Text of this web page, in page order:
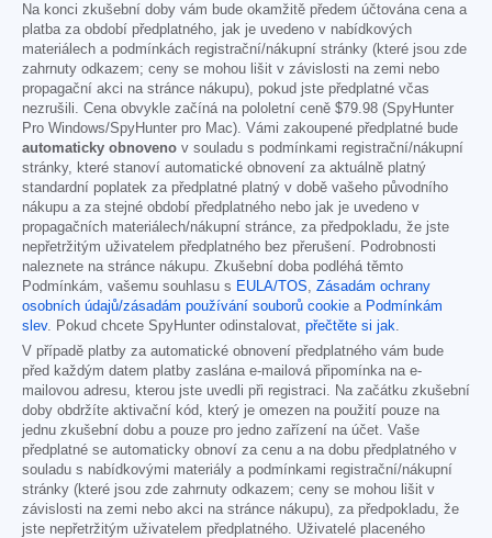
Na konci zkušební doby vám bude okamžitě předem účtována cena a
platba za období předplatného, jak je uvedeno v nabídkových
materiálech a podmínkách registrační/nákupní stránky (které jsou zde
zahrnuty odkazem; ceny se mohou lišit v závislosti na zemi nebo
propagační akci na stránce nákupu), pokud jste předplatné včas
nezrušili. Cena obvykle začíná na pololetní ceně $79.98 (SpyHunter
Pro Windows/SpyHunter pro Mac). Vámi zakoupené předplatné bude
automaticky obnoveno v souladu s podmínkami registrační/nákupní
stránky, které stanoví automatické obnovení za aktuálně platný
standardní poplatek za předplatné platný v době vašeho původního
nákupu a za stejné období předplatného nebo jak je uvedeno v
propagačních materiálech/nákupní stránce, za předpokladu, že jste
nepřetržitým uživatelem předplatného bez přerušení. Podrobnosti
naleznete na stránce nákupu. Zkušební doba podléhá těmto
Podmínkám, vašemu souhlasu s EULA/TOS
Zásadám ochrany
osobních údajů/zásadám používání souborů cookie a Podmínkám
slev. Pokud chcete SpyHunter odinstalovat, přečtěte si jak
V případě platby za automatické obnovení předplatného vám bude
před každým datem platby zaslána e-mailová připomínka na e-
mailovou adresu, kterou jste uvedli při registraci. Na začátku zkušební
doby obdržíte aktivační kód, který je omezen na použití pouze na
jednu zkušební dobu a pouze pro jedno zařízení na účet. Vaše
předplatné se automaticky obnoví za cenu a na dobu předplatného v
souladu s nabídkovými materiály a podmínkami registrační/nákupní
stránky (které jsou zde zahrnuty odkazem; ceny se mohou lišit v
závislosti na zemi nebo akci na stránce nákupu), za předpokladu, že
jste nepřetržitým uživatelem předplatného. Uživatelé placeného